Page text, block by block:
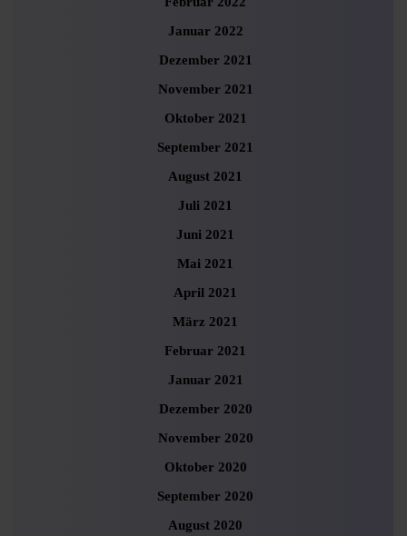
Januar 2022
Dezember 2021
November 2021
Oktober 2021
September 2021
August 2021
Juli 2021
Juni 2021
Mai 2021
April 2021
März 2021
Februar 2021
Januar 2021
Dezember 2020
November 2020
Oktober 2020
September 2020
August 2020